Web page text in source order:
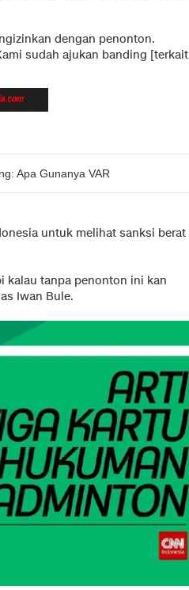
dengan penonton.
sudah ajukan banding [terkait
Apa Gunanya VAR
untuk melihat sanksi berat
kalau tanpa penonton ini kan
Iwan Bule.